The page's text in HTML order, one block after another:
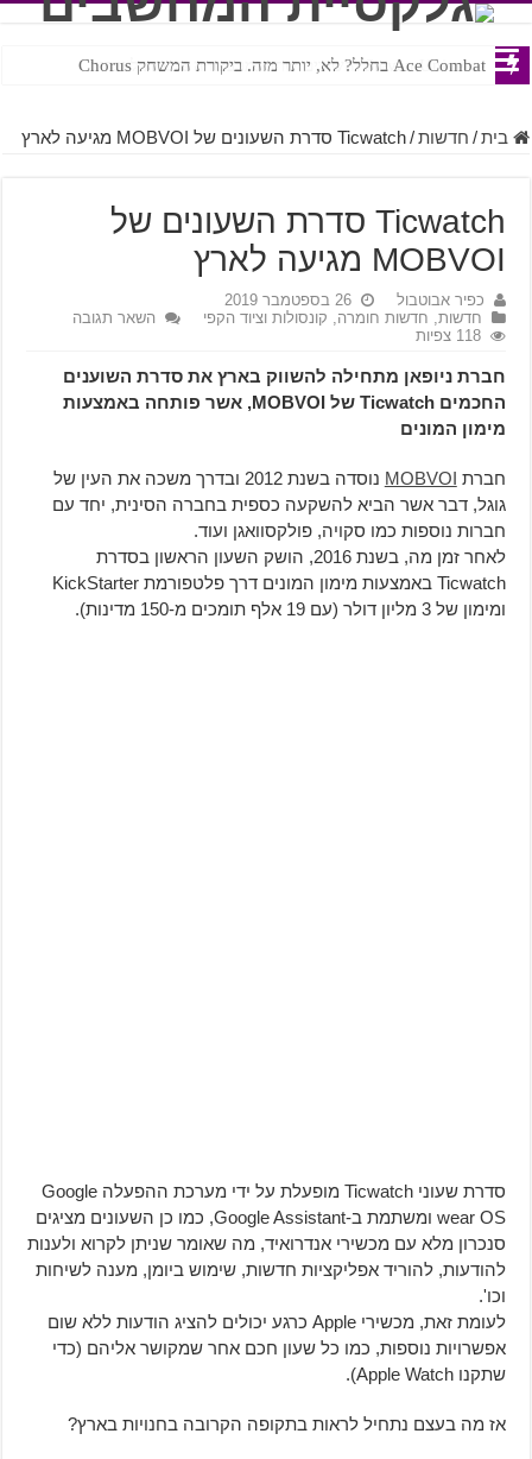
Ace Combat בחלל? לא, יותר מזה. ביקורת המשחק Chorus
Steven Universe והשירים שתורגמו בצורה נוראית לעברית
בית / חדשות / Ticwatch סדרת השעונים של MOBVOI מגיעה לארץ
Ticwatch סדרת השעונים של
MOBVOI מגיעה לארץ
כפיר אבוטבול
26 בספטמבר 2019
חדשות, חדשות חומרה, קונסולות וציוד הקפי
השאר תגובה
118 צפיות
חברת ניופאן מתחילה להשווק בארץ את סדרת השוענים
החכמים Ticwatch של MOBVOI, אשר פותחה באמצעות
מימון המונים
חברת MOBVOI
נוסדה בשנת 2012 ובדרך משכה את העין של
גוגל, דבר אשר הביא להשקעה כספית בחברה הסינית, יחד עם
חברות נוספות כמו סקויה, פולקסוואגן ועוד.
לאחר זמן מה, בשנת 2016, הושק השעון הראשון בסדרת
Ticwatch באמצעות מימון המונים דרך פלטפורמת KickStarter
ומימון של 3 מליון דולר (עם 19 אלף תומכים מ-150 מדינות).
סדרת שעוני Ticwatch מופעלת על ידי מערכת ההפעלה Google
wear OS ומשתמת ב-Google Assistant, כמו כן השעונים מציגים
סנכרון מלא עם מכשירי אנדרואיד, מה שאומר שניתן לקרוא ולענות
להודעות, להוריד אפליקציות חדשות, שימוש ביומן, מענה לשיחות
וכו'.
לעומת זאת, מכשירי Apple כרגע יכולים להציג הודעות ללא שום
אפשרויות נוספות, כמו כל שעון חכם אחר שמקושר אליהם (כדי
שתקנו Apple Watch).
אז מה בעצם נתחיל לראות בתקופה הקרובה בחנויות בארץ?